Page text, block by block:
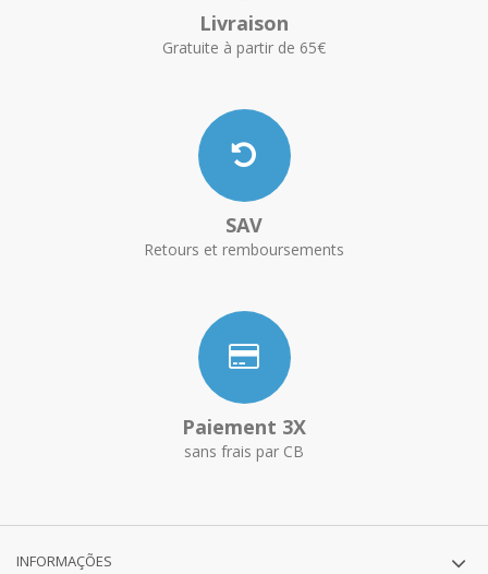
Livraison
Gratuite à partir de 65€
SAV
Retours et remboursements
Paiement 3X
sans frais par CB
INFORMAÇÕES